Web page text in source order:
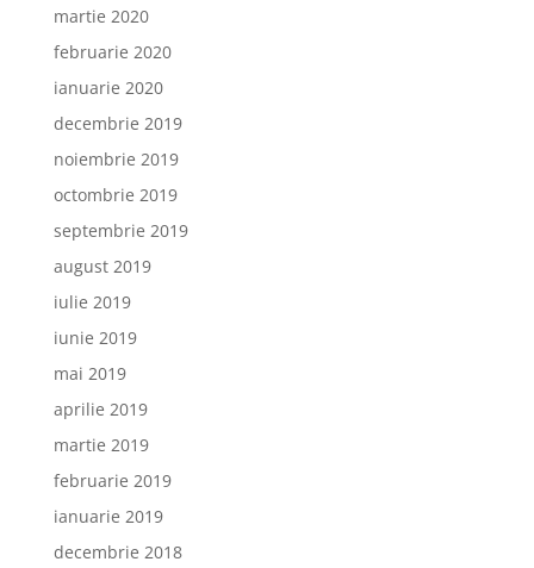
martie 2020
februarie 2020
ianuarie 2020
decembrie 2019
noiembrie 2019
octombrie 2019
septembrie 2019
august 2019
iulie 2019
iunie 2019
mai 2019
aprilie 2019
martie 2019
februarie 2019
ianuarie 2019
decembrie 2018